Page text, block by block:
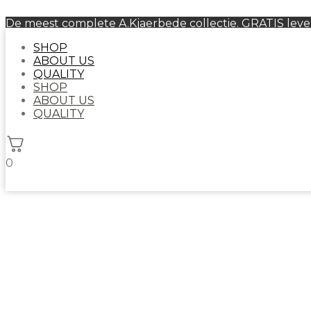
De meest complete A.Kjaerbede collectie. GRATIS
SHOP
ABOUT US
QUALITY
SHOP
ABOUT US
QUALITY
0